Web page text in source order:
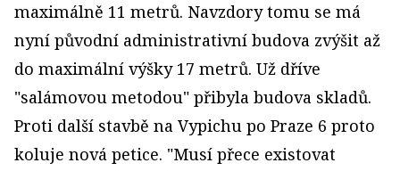
maximálně 11 metrů. Navzdory tomu se má
nyní původní administrativní budova zvýšit až
do maximální výšky 17 metrů. Už dříve
"salámovou metodou" přibyla budova skladů.
Proti další stavbě na Vypichu po Praze 6 proto
koluje nová petice. "Musí přece existovat